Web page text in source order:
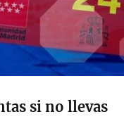
si no llevas